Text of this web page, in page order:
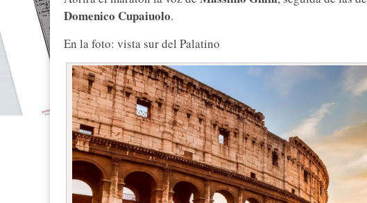
Domenico Cupaiuolo.
En la foto: vista sur del Palatino